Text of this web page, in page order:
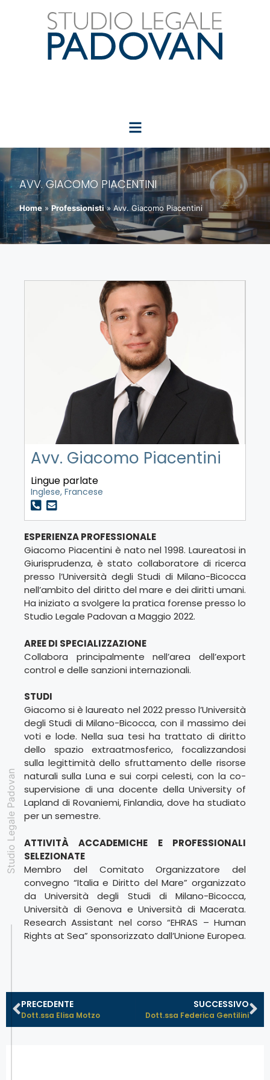
AVV. GIACOMO PIACENTINI
Home » Professionisti » Avv. Giacomo Piacentini
Studio Legale Padovan
Avv. Giacomo Piacentini
Lingue parlate
Inglese, Francese
ESPERIENZA PROFESSIONALE
Giacomo Piacentini è nato nel 1998. Laureatosi in
Giurisprudenza, è stato collaboratore di ricerca
presso l’Università degli Studi di Milano-Bicocca
nell’ambito del diritto del mare e dei diritti umani.
Ha iniziato a svolgere la pratica forense presso lo
Studio Legale Padovan a Maggio 2022.
AREE DI SPECIALIZZAZIONE
Collabora principalmente nell’area dell’export
control e delle sanzioni internazionali.
STUDI
Giacomo si è laureato nel 2022 presso l’Università
degli Studi di Milano-Bicocca, con il massimo dei
voti e lode. Nella sua tesi ha trattato di diritto
dello spazio extraatmosferico, focalizzandosi
sulla legittimità dello sfruttamento delle risorse
naturali sulla Luna e sui corpi celesti, con la co-
supervisione di una docente della University of
Lapland di Rovaniemi, Finlandia, dove ha studiato
per un semestre.
ATTIVITÀ ACCADEMICHE E PROFESSIONALI
SELEZIONATE
Membro del Comitato Organizzatore del
convegno “Italia e Diritto del Mare” organizzato
da Università degli Studi di Milano-Bicocca,
Università di Genova e Università di Macerata.
Research Assistant nel corso “EHRAS – Human
Rights at Sea” sponsorizzato dall’Unione Europea.
PRECEDENTE
Dott.ssa Elisa Motzo
SUCCESSIVO
Dott.ssa Federica Gentilini